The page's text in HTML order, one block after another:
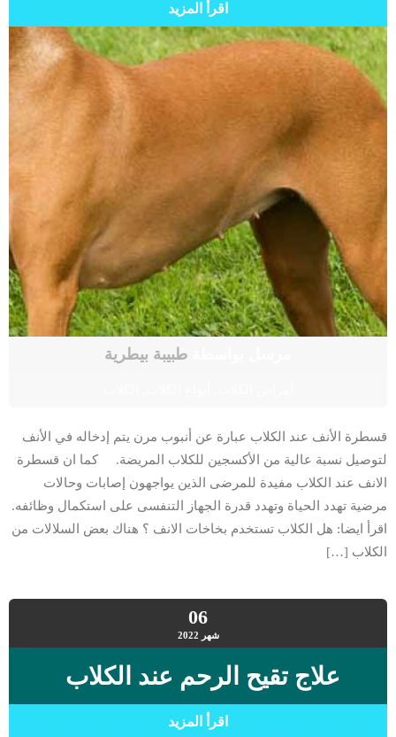
اقرأ المزيد
طبيبة بيطرية
قسطرة الأنف عند الكلاب عبارة عن أنبوب مرن يتم إدخاله في الأنف
لتوصيل نسبة عالية من الأكسجين للكلاب المريضة. كما ان قسطرة
الانف عند الكلاب مفيدة للمرضى الذين يواجهون إصابات وحالات
مرضية تهدد الحياة وتهدد قدرة الجهاز التنفسى على استكمال وظائفه.
اقرأ ايضا: هل الكلاب تستخدم بخاخات الانف ؟ هناك بعض السلالات من
الكلاب […]
06
شهر 2022
علاج تقيح الرحم عند الكلاب
اقرأ المزيد